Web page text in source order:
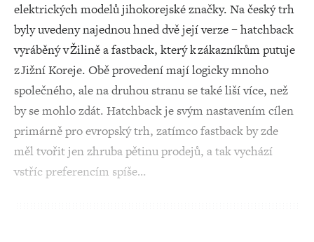
elektrických modelů jihokorejské značky. Na český trh
byly uvedeny najednou hned dvě její verze – hatchback
vyráběný v Žilině a fastback, který k zákazníkům putuje
z Jižní Koreje. Obě provedení mají logicky mnoho
společného, ale na druhou stranu se také liší více, než
by se mohlo zdát. Hatchback je svým nastavením cílen
primárně pro evropský trh, zatímco fastback by zde
měl tvořit jen zhruba pětinu prodejů, a tak vychází
vstříc preferencím spíše…